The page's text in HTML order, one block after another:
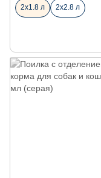
2х1.8 л 2х2.8 л